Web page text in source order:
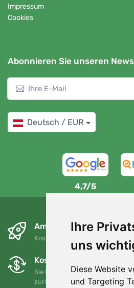
Ihre
uns
Diese Website
und Targeting
Impressum
Cookies
Abonnieren Sie unseren
Deutsch / EUR
4,7/5
Am nächsten Tag und
Kostenloser Versand für
Kostenloser Umtausch
Sie können Ihre Bestellung
zurückgeben oder umtauschen.